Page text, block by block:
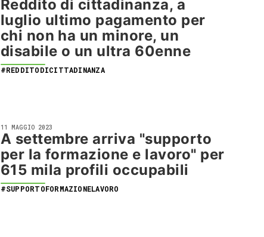
Reddito di cittadinanza, a
luglio ultimo pagamento per
chi non ha un minore, un
disabile o un ultra 60enne
#REDDITODICITTADINANZA
11 MAGGIO 2023
A settembre arriva "supporto
per la formazione e lavoro" per
615 mila profili occupabili
#SUPPORTOFORMAZIONELAVORO